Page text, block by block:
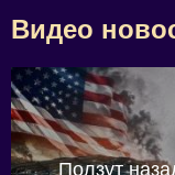
Видео
Ползут